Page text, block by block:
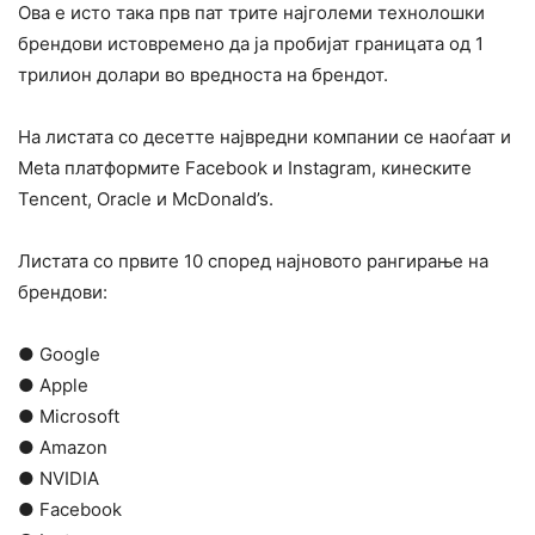
Ова е исто така прв пат трите најголеми технолошки
брендови истовремено да ја пробијат границата од 1
трилион долари во вредноста на брендот.
На листата со десетте највредни компании се наоѓаат и
Меtа платформите Facebook и Instagram, кинеските
Tencent, Oracle и McDonald’s.
Листата со првите 10 според најновото рангирање на
брендови:
● Google
● Apple
● Microsoft
● Amazon
● NVIDIA
● Facebook